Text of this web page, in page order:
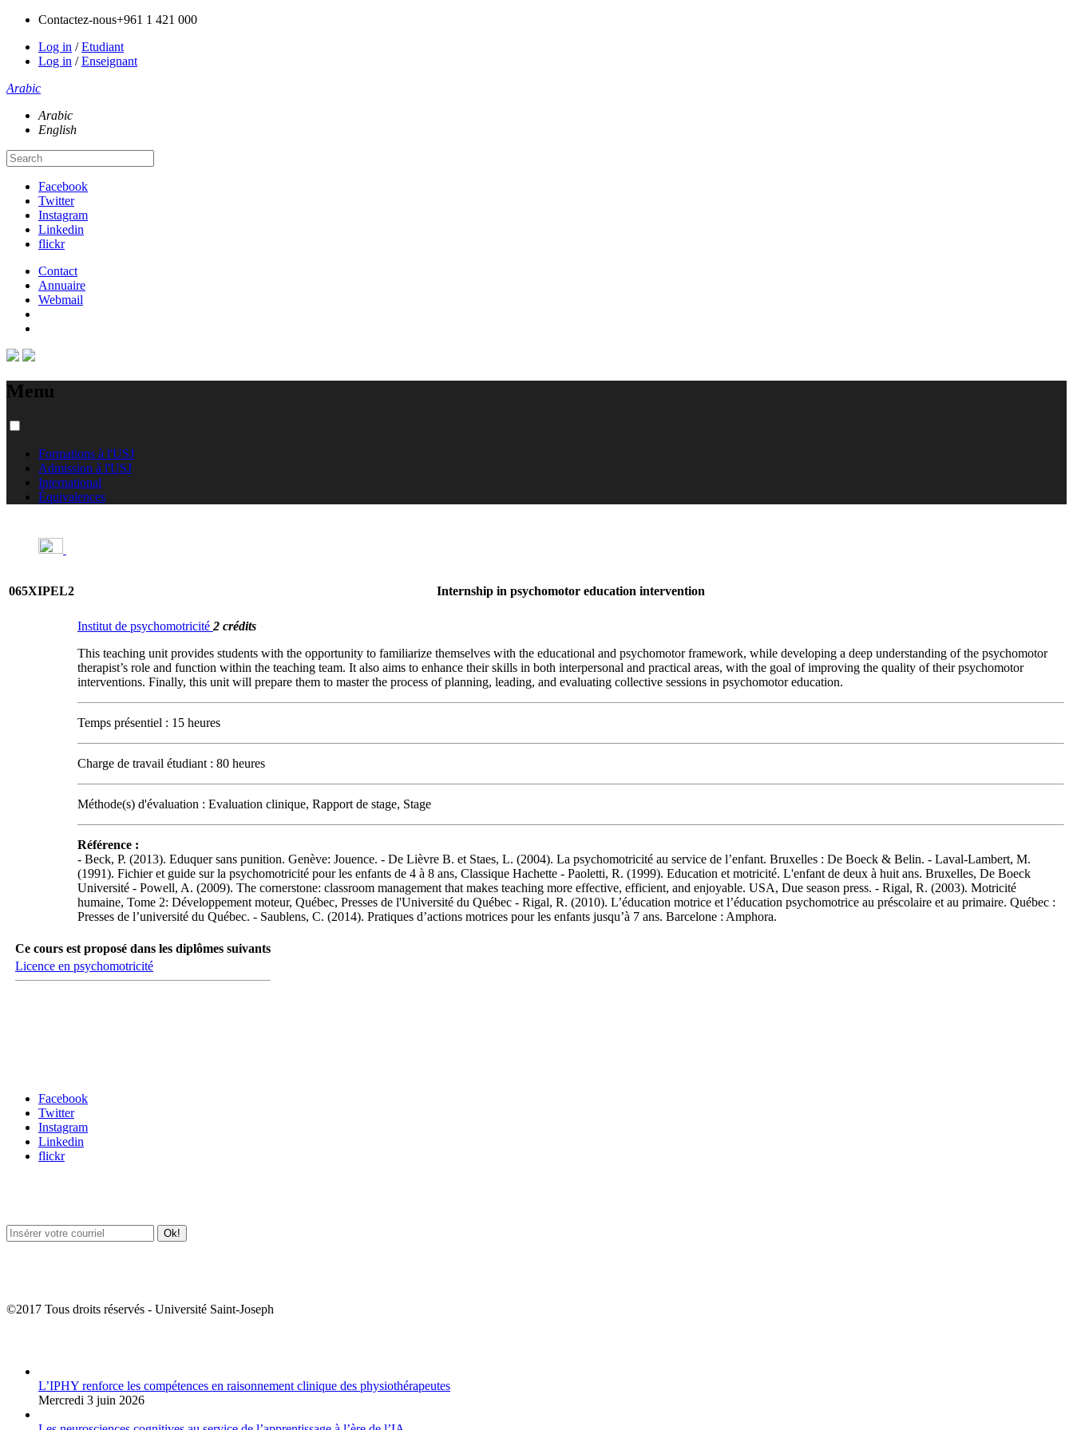
Contactez-nous+961 1 421 000
Log in /Etudiant
Log in /Enseignant
Arabic
Arabic
English
Facebook
Twitter
Instagram
Linkedin
flickr
Contact
Annuaire
Webmail
Menu
Formations à l'USJ
Admission à l'USJ
International
Équivalences
065XIPEL2 Internship in psychomotor education intervention
Institut de psychomotricité 2 crédits
This teaching unit provides students with the opportunity to familiarize themselves with the educational and psychomotor framework, while developing a deep understanding of the psychomotor
therapist’s role and function within the teaching team. It also aims to enhance their skills in both interpersonal and practical areas, with the goal of improving the quality of their psychomotor
interventions. Finally, this unit will prepare them to master the process of planning, leading, and evaluating collective sessions in psychomotor education.
Temps présentiel : 15 heures
Charge de travail étudiant : 80 heures
Méthode(s) d'évaluation : Evaluation clinique, Rapport de stage, Stage
Référence :
- Beck, P. (2013). Eduquer sans punition. Genève: Jouence. - De Lièvre B. et Staes, L. (2004). La psychomotricité au service de l’enfant. Bruxelles : De Boeck & Belin. - Laval-Lambert, M.
(1991). Fichier et guide sur la psychomotricité pour les enfants de 4 à 8 ans, Classique Hachette - Paoletti, R. (1999). Education et motricité. L'enfant de deux à huit ans. Bruxelles, De Boeck
Université - Powell, A. (2009). The cornerstone: classroom management that makes teaching more effective, efficient, and enjoyable. USA, Due season press. - Rigal, R. (2003). Motricité
humaine, Tome 2: Développement moteur, Québec, Presses de l'Université du Québec - Rigal, R. (2010). L’éducation motrice et l’éducation psychomotrice au préscolaire et au primaire. Québec :
Presses de l’université du Québec. - Saublens, C. (2014). Pratiques d’actions motrices pour les enfants jusqu’à 7 ans. Barcelone : Amphora.
Ce cours est proposé dans les diplômes suivants
Licence en psychomotricité
Facebook
Twitter
Instagram
Linkedin
flickr
©2017 Tous droits réservés - Université Saint-Joseph
L’IPHY renforce les compétences en raisonnement clinique des physiothérapeutes
Mercredi 3 juin 2026